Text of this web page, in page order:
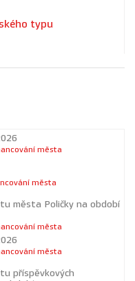
typu
města
města
města Poličky na období
města
města
příspěvkových